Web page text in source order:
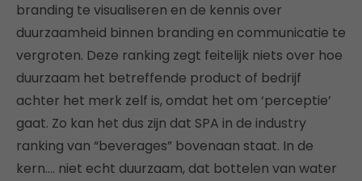
branding te visualiseren en de kennis over
duurzaamheid binnen branding en communicatie te
vergroten. Deze ranking zegt feitelijk niets over hoe
duurzaam het betreffende product of bedrijf
achter het merk zelf is, omdat het om ‘perceptie’
gaat. Zo kan het dus zijn dat SPA in de industry
ranking van “beverages” bovenaan staat. In de
kern…. niet echt duurzaam, dat bottelen van water